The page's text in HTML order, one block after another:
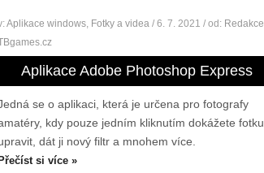
Aplikace windows, Fotky a videa / 6. 7. 2021 / od: Redakce
Aplikace Adobe Photoshop Express
se o aplikaci, která je určena pro fotografy
kdy pouze jedním kliknutím dokážete fotku
dát ji nový filtr a mnohem více.
Přečíst si více »